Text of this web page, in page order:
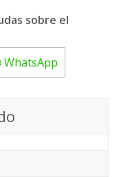
sobre el
WhatsApp